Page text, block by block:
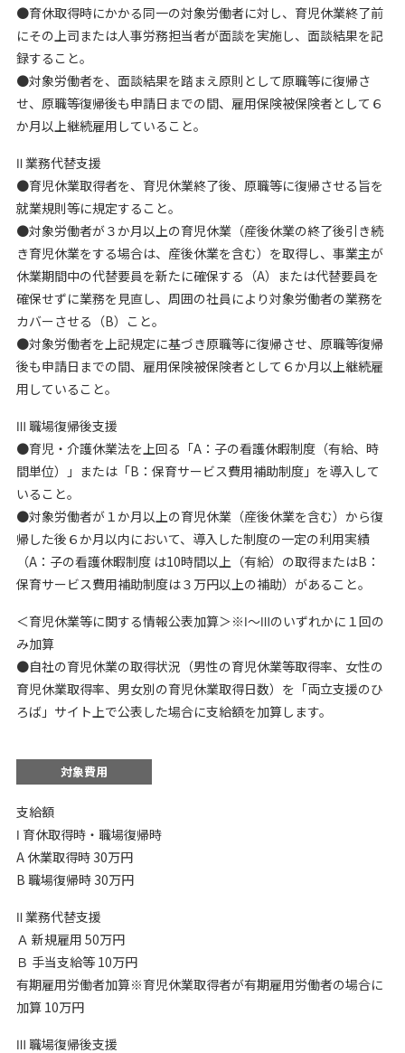
●育休取得時にかかる同一の対象労働者に対し、育児休業終了前
にその上司または人事労務担当者が面談を実施し、面談結果を記
録すること。
●対象労働者を、面談結果を踏まえ原則として原職等に復帰さ
せ、原職等復帰後も申請日までの間、雇用保険被保険者として６
か月以上継続雇用していること。
Ⅱ 業務代替支援
●育児休業取得者を、育児休業終了後、原職等に復帰させる旨を
就業規則等に規定すること。
●対象労働者が３か月以上の育児休業（産後休業の終了後引き続
き育児休業をする場合は、産後休業を含む）を取得し、事業主が
休業期間中の代替要員を新たに確保する（A）または代替要員を
確保せずに業務を見直し、周囲の社員により対象労働者の業務を
カバーさせる（B）こと。
●対象労働者を上記規定に基づき原職等に復帰させ、原職等復帰
後も申請日までの間、雇用保険被保険者として６か月以上継続雇
用していること。
Ⅲ 職場復帰後支援
●育児・介護休業法を上回る「A：子の看護休暇制度（有給、時
間単位）」または「B：保育サービス費用補助制度」を導入して
いること。
●対象労働者が１か月以上の育児休業（産後休業を含む）から復
帰した後６か月以内において、導入した制度の一定の利用実績
（A：子の看護休暇制度 は10時間以上（有給）の取得またはB：
保育サービス費用補助制度は３万円以上の補助）があること。
＜育児休業等に関する情報公表加算＞※Ⅰ～Ⅲのいずれかに１回の
み加算
●自社の育児休業の取得状況（男性の育児休業等取得率、女性の
育児休業取得率、男女別の育児休業取得日数）を「両立支援のひ
ろば」サイト上で公表した場合に支給額を加算します。
対象費用
支給額
Ⅰ 育休取得時・職場復帰時
A 休業取得時 30万円
B 職場復帰時 30万円
Ⅱ 業務代替支援
Ａ 新規雇用 50万円
Ｂ 手当支給等 10万円
有期雇用労働者加算※育児休業取得者が有期雇用労働者の場合に
加算 10万円
Ⅲ 職場復帰後支援